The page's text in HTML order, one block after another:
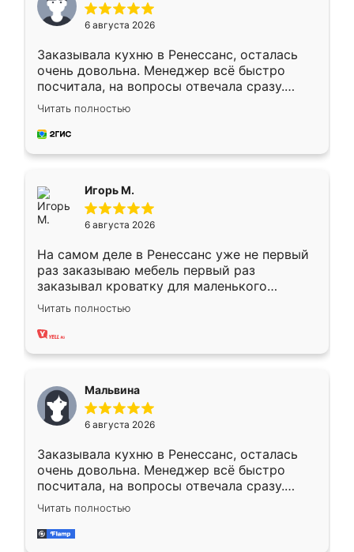
6 августа 2026
Заказывала кухню в Ренессанс, осталась
очень довольна. Менеджер всё быстро
посчитала, на вопросы отвечала сразу.
Замерщик приехал в субботу, подошёл к
делу со всей ответственностью. Собрали
за день, ребята работали аккуратно, даже
Читать полностью
Игорь М.
6 августа 2026
На самом деле в Ренессанс уже не первый
раз заказываю мебель первый раз
заказывал кроватку для маленького
ребёнка при его рождении ,во второй раз
заказал шкаф-купе. По качеству очень
хорошее сборка достаточно быстрая,
меньше, здесь же он более разнообразный.
Мне нравится ,если что-то потребуется из
мебели буду заказывать только здесь.
Читать полностью
Мальвина
6 августа 2026
Заказывала кухню в Ренессанс, осталась
очень довольна. Менеджер всё быстро
посчитала, на вопросы отвечала сразу.
Замерщик приехал в субботу, подошёл к
делу со всей ответственностью. Собрали
за день, ребята работали аккуратно, даже
Читать полностью